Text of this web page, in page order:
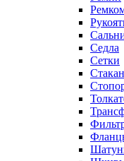
Седла
Сетки